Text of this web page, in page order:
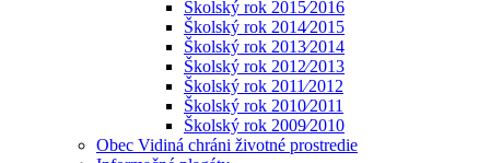
Školský rok 2015⁄2016
Školský rok 2014⁄2015
Školský rok 2013⁄2014
Školský rok 2012⁄2013
Školský rok 2011⁄2012
Školský rok 2010⁄2011
Školský rok 2009⁄2010
Obec Vidiná chráni životné prostredie